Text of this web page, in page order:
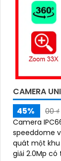
CAMERA
45%
00 ₫
Camera
speeddome
quát một khu
giải 2.0Mp